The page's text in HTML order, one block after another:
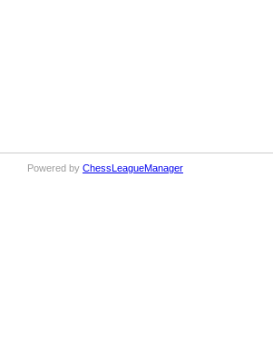
Powered by ChessLeagueManager